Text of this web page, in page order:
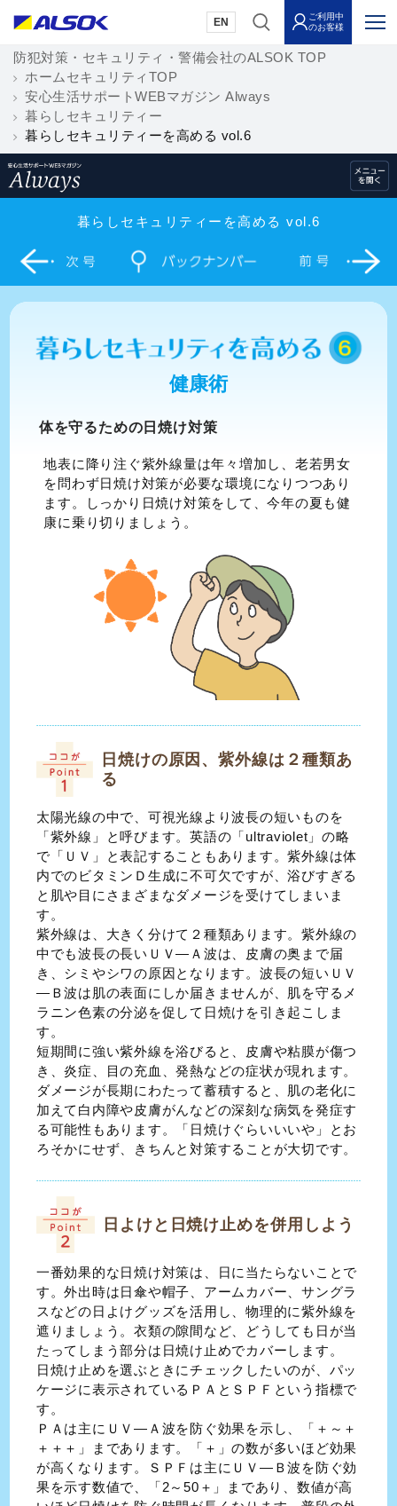
EN
ご利用中
のお客様
防犯対策・セキュリティ・警備会社のALSOK TOP
ホームセキュリティTOP
安心生活サポートWEBマガジン Always
暮らしセキュリティー
暮らしセキュリティーを高める vol.6
暮らしセキュリティーを高める vol.6
健康術
体を守るための日焼け対策
地表に降り注ぐ紫外線量は年々増加し、老若男女
を問わず日焼け対策が必要な環境になりつつあり
ます。しっかり日焼け対策をして、今年の夏も健
康に乗り切りましょう。
日焼けの原因、紫外線は２種類あ
る
太陽光線の中で、可視光線より波長の短いものを
「紫外線」と呼びます。英語の「ultraviolet」の略
で「ＵＶ」と表記することもあります。紫外線は体
内でのビタミンＤ生成に不可欠ですが、浴びすぎる
と肌や目にさまざまなダメージを受けてしまいま
す。
紫外線は、大きく分けて２種類あります。紫外線の
中でも波長の長いＵＶ―Ａ波は、皮膚の奥まで届
き、シミやシワの原因となります。波長の短いＵＶ
―Ｂ波は肌の表面にしか届きませんが、肌を守るメ
ラニン色素の分泌を促して日焼けを引き起こしま
す。
短期間に強い紫外線を浴びると、皮膚や粘膜が傷つ
き、炎症、目の充血、発熱などの症状が現れます。
ダメージが長期にわたって蓄積すると、肌の老化に
加えて白内障や皮膚がんなどの深刻な病気を発症す
る可能性もあります。「日焼けぐらいいいや」とお
ろそかにせず、きちんと対策することが大切です。
日よけと日焼け止めを併用しよう
一番効果的な日焼け対策は、日に当たらないことで
す。外出時は日傘や帽子、アームカバー、サングラ
スなどの日よけグッズを活用し、物理的に紫外線を
遮りましょう。衣類の隙間など、どうしても日が当
たってしまう部分は日焼け止めでカバーします。
日焼け止めを選ぶときにチェックしたいのが、パッ
ケージに表示されているＰＡとＳＰＦという指標で
す。
ＰＡは主にＵＶ―Ａ波を防ぐ効果を示し、「＋～＋
＋＋＋」まであります。「＋」の数が多いほど効果
が高くなります。ＳＰＦは主にＵＶ―Ｂ波を防ぐ効
果を示す数値で、「2～50＋」まであり、数値が高